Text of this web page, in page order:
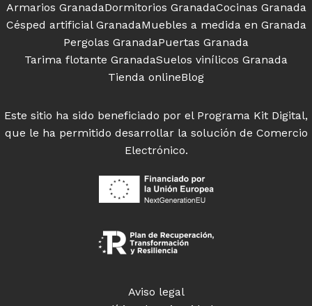
Armarios GranadaDormitorios GranadaCocinas Granada
Césped artificial GranadaMuebles a medida en Granada
Pergolas GranadaPuertas Granada
Tarima flotante GranadaSuelos vinílicos Granada
Tienda onlineBlog
Este sitio ha sido beneficiado por el Programa Kit Digital,
que le ha permitido desarrollar la solución de Comercio
Electrónico.
Aviso legal